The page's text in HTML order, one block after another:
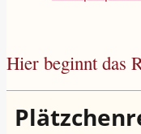
Hier beginnt das